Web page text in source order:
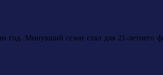
год. Минувший сезон стал для 21-